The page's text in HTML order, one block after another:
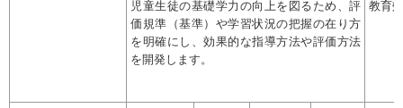
児童生徒の基礎学力の向上を図るため、評
価規準（基準）や学習状況の把握の在り方
を明確にし、効果的な指導方法や評価方法
を開発します。
教育